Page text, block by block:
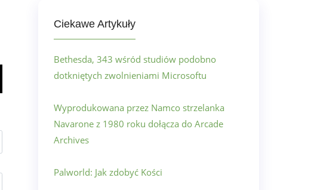
Ciekawe Artykuły
Bethesda, 343 wśród studiów podobno
dotkniętych zwolnieniami Microsoftu
Wyprodukowana przez Namco strzelanka
Navarone z 1980 roku dołącza do Arcade
Archives
Palworld: Jak zdobyć Kości